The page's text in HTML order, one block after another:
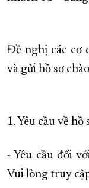
Đề nghị các cơ
và gửi hồ sơ
1. Yêu cầu về hồ
- Yêu cầu đối
Vui lòng truy